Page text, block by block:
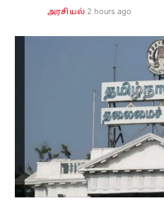
அரசியல் 2 hours ago